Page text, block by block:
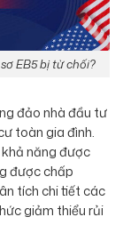
EB5 bị từ chối?
đảo nhà đầu tư
toàn gia đình.
khả năng được
được chấp
tích chi tiết các
giảm thiểu rủi